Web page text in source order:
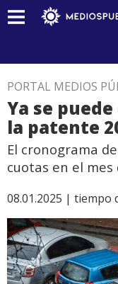
PORTAL MEDIOS
Ya se
la patente
El cronograma
cuotas en el
08.01.2025 | tiempo